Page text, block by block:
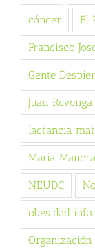
cáncer El
Francisco
Gente
Juan Revenga
lactancia
Maria Manera
NEUDC
obesidad